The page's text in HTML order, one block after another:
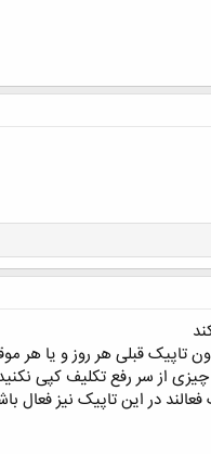
تاپیک قبلی هر روز و یا هر
سر رفع تکلیف کپی نکنید